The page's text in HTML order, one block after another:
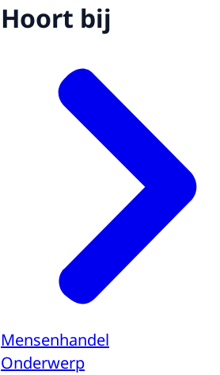
Hoort bij
Mensenhandel
Onderwerp